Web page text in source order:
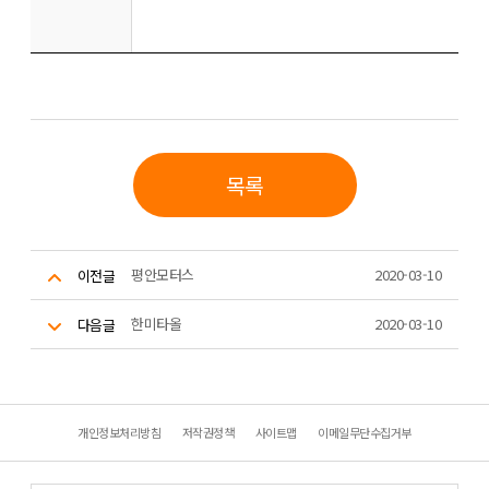
목록
이전글 평안모터스 2020-03-10
다음글 한미타올 2020-03-10
개인정보처리방침 저작권정책 사이트맵 이메일무단수집거부